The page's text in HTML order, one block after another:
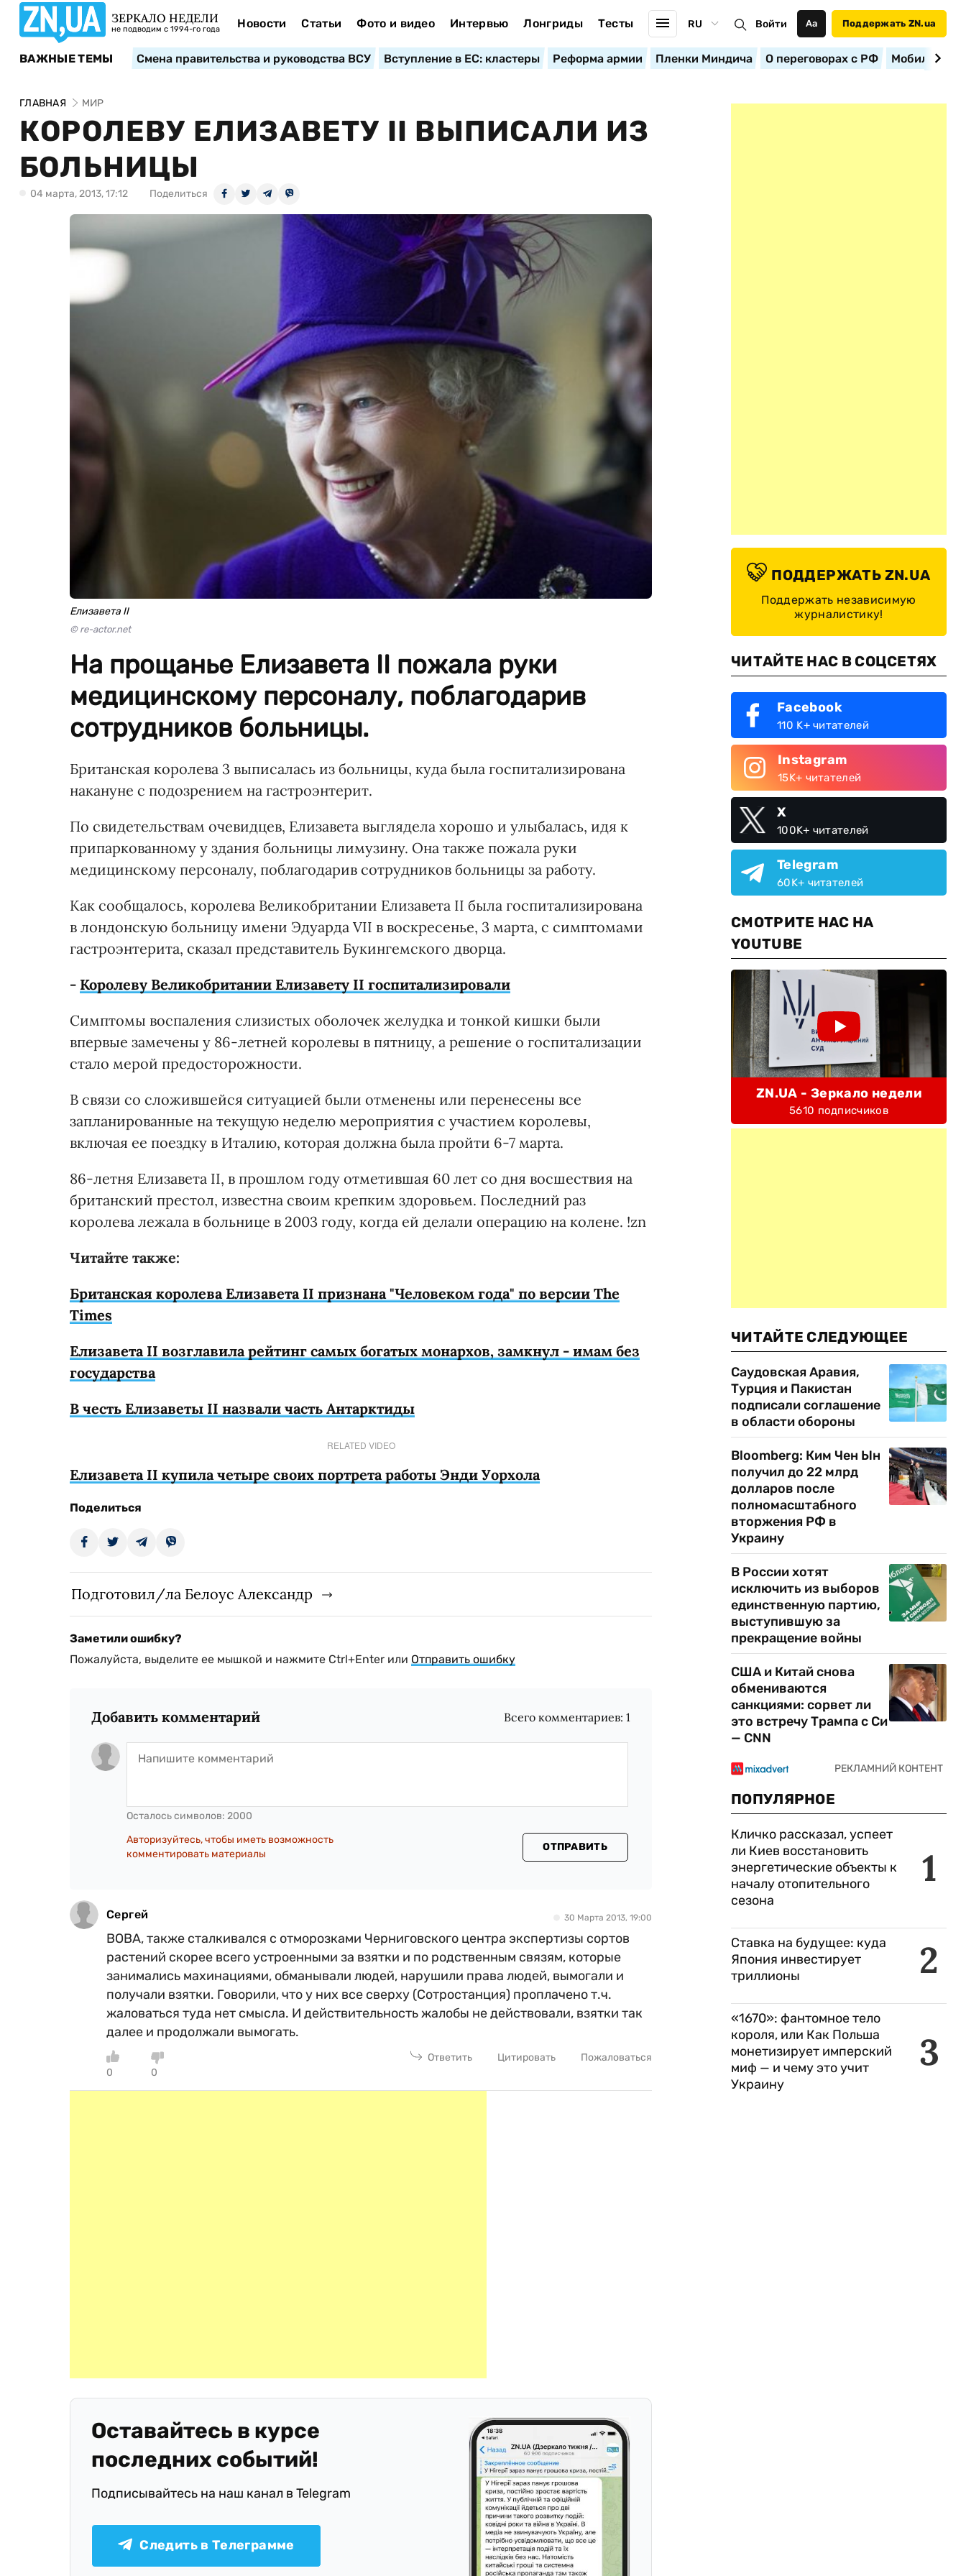
ЗЕРКАЛО НЕДЕЛИ
не подводим с 1994-го года Новости Статьи Фото и видео Интервью Лонгриды Тесты RU Войти Аа Поддержать ZN.ua
ВАЖНЫЕ ТЕМЫ Смена правительства и руководства ВСУ Вступление в ЕС: кластеры Реформа армии Пленки Миндича О переговорах с РФ
ГЛАВНАЯ МИР
КОРОЛЕВУ ЕЛИЗАВЕТУ II ВЫПИСАЛИ ИЗ
БОЛЬНИЦЫ
04 марта, 2013, 17:12 Поделиться
Елизавета II
© re-actor.net
На прощанье Елизавета II пожала руки
медицинскому персоналу, поблагодарив
сотрудников больницы.
Британская королева 3 выписалась из больницы, куда была госпитализирована
накануне с подозрением на гастроэнтерит.
По свидетельствам очевидцев, Елизавета выглядела хорошо и улыбалась, идя к
припаркованному у здания больницы лимузину. Она также пожала руки
медицинскому персоналу, поблагодарив сотрудников больницы за работу.
Как сообщалось, королева Великобритании Елизавета II была госпитализирована
в лондонскую больницу имени Эдуарда VII в воскресенье, 3 марта, с симптомами
гастроэнтерита, сказал представитель Букингемского дворца.
- Королеву Великобритании Елизавету II госпитализировали
Симптомы воспаления слизистых оболочек желудка и тонкой кишки были
впервые замечены у 86-летней королевы в пятницу, а решение о госпитализации
стало мерой предосторожности.
В связи со сложившейся ситуацией были отменены или перенесены все
запланированные на текущую неделю мероприятия с участием королевы,
включая ее поездку в Италию, которая должна была пройти 6-7 марта.
86-летня Елизавета II, в прошлом году отметившая 60 лет со дня восшествия на
британский престол, известна своим крепким здоровьем. Последний раз
королева лежала в больнице в 2003 году, когда ей делали операцию на колене. !zn
Читайте также:
Британская королева Елизавета II признана "Человеком года" по версии The
Times
Елизавета II возглавила рейтинг самых богатых монархов, замкнул - имам без
государства
В честь Елизаветы II назвали часть Антарктиды
RELATED VIDEO
Елизавета II купила четыре своих портрета работы Энди Уорхола
Поделиться
Подготовил/ла Белоус Александр
Заметили ошибку?
Пожалуйста, выделите ее мышкой и нажмите Ctrl+Enter или Отправить ошибку
Добавить комментарий Всего комментариев:1
Осталось символов: 2000
Авторизуйтесь, чтобы иметь возможность
комментировать материалы
ОТПРАВИТЬ
Сергей 30 Марта 2013, 19:00
ВОВА, также сталкивался с отморозками Черниговского центра экспертизы сортов
растений скорее всего устроенными за взятки и по родственным связям, которые
занимались махинациями, обманывали людей, нарушили права людей, вымогали и
получали взятки. Говорили, что у них все сверху (Сотростанция) проплачено т.ч.
жаловаться туда нет смысла. И действительность жалобы не действовали, взятки так
далее и продолжали вымогать.
0 0
Ответить Цитировать Пожаловаться
Оставайтесь в курсе
последних событий!
Подписывайтесь на наш канал в Telegram
Следить в Телеграмме
ПОДДЕРЖАТЬ ZN.UA
Поддержать независимую
журналистику!
ЧИТАЙТЕ НАС В СОЦСЕТЯХ
Facebook
110 K+ читателей
Instagram
15K+ читателей
X
100K+ читателей
Telegram
60K+ читателей
СМОТРИТЕ НАС НА
YOUTUBE
ZN.UA - Зеркало недели
5610 подписчиков
ЧИТАЙТЕ СЛЕДУЮЩЕЕ
Саудовская Аравия,
Турция и Пакистан
подписали соглашение
в области обороны
Bloomberg: Ким Чен Ын
получил до 22 млрд
долларов после
полномасштабного
вторжения РФ в
Украину
В России хотят
исключить из выборов
единственную партию,
выступившую за
прекращение войны
США и Китай снова
обмениваются
санкциями: сорвет ли
это встречу Трампа с Си
— CNN
ПОПУЛЯРНОЕ
1
Кличко рассказал, успеет
ли Киев восстановить
энергетические объекты к
началу отопительного
сезона
2
Ставка на будущее: куда
Япония инвестирует
триллионы
3
«1670»: фантомное тело
короля, или Как Польша
монетизирует имперский
миф — и чему это учит
Украину